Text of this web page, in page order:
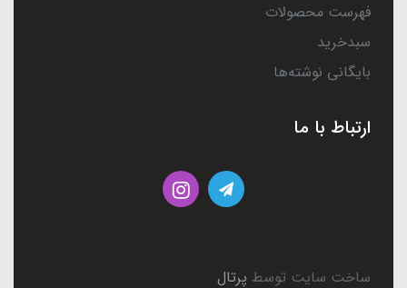
فهرست محصولات
سبدخرید
بایگانی نوشته‌ها
ارتباط با ما
ساخت سایت توسط پرتال